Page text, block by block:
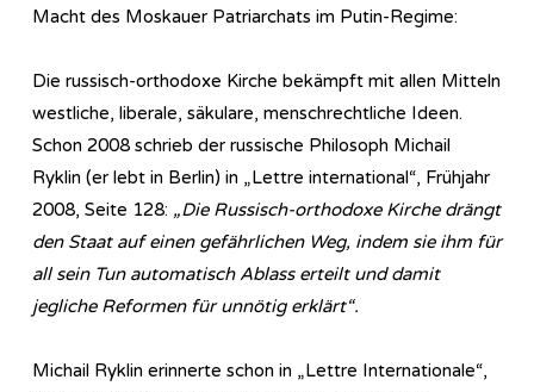
Macht des Moskauer Patriarchats im Putin-Regime:
Die russisch-orthodoxe Kirche bekämpft mit allen Mitteln
westliche, liberale, säkulare, menschrechtliche Ideen.
Schon 2008 schrieb der russische Philosoph Michail
Ryklin (er lebt in Berlin) in „Lettre international“, Frühjahr
2008, Seite 128: „Die Russisch-orthodoxe Kirche drängt
den Staat auf einen gefährlichen Weg, indem sie ihm für
all sein Tun automatisch Ablass erteilt und damit
jegliche Reformen für unnötig erklärt“.
Michail Ryklin erinnerte schon in „Lettre Internationale“,